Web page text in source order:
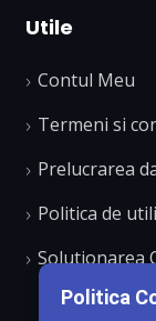
Utile
Contul Meu
Termeni si
Prelucrarea
Politica de
Solutionarea
Politica